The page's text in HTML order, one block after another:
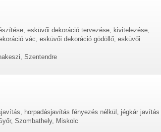
esküvői dekoráció tervezése, kivitelezése,
vác, esküvői dekoráció gödöllő, esküvői
Szentendre
horpadásjavítás fényezés nélkül, jégkár javítás
Szombathely, Miskolc